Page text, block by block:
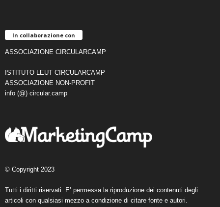
In collaborazione con
ASSOCIAZIONE CIRCULARCAMP
ISTITUTO LEUT CIRCULARCAMP
ASSOCIAZIONE NON-PROFIT
info (@) circular.camp
© Copyright 2023
Tutti i diritti riservati. E’ permessa la riproduzione dei contenuti degli
articoli con qualsiasi mezzo a condizione di citare fonte e autori.